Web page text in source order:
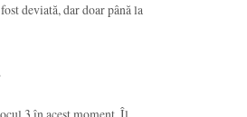
deviată, dar doar până la